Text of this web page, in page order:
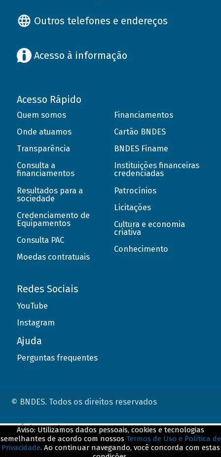
Outros telefones e endereços
Acesso à informação
Acesso Rápido
Quem somos
Onde atuamos
Transparência
Consulta a
financiamentos
Resultados para a
sociedade
Credenciamento de
Equipamentos
Consulta PAC
Moedas contratuais
Financiamentos
Cartão BNDES
BNDES Finame
Instituições financeiras
credenciadas
Patrocínios
Licitações
Cultura e economia
criativa
Conhecimento
Redes Sociais
YouTube
Instagram
Ajuda
Perguntas frequentes
© BNDES. Todos os direitos reservados
Aviso: Utilizamos dados pessoais, cookies e tecnologias
semelhantes de acordo com nossos Termos de Uso e Política de
Privacidade. Ao continuar navegando, você concorda com estas
ConteÃºdo complementar
${title}${badge}